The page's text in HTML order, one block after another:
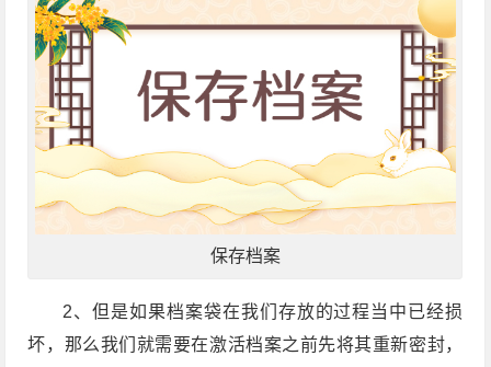
保存档案
2、但是如果档案袋在我们存放的过程当中已经损
坏，那么我们就需要在激活档案之前先将其重新密封，